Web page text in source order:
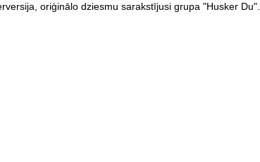
oriģinālo dziesmu sarakstījusi grupa "Husker Du".